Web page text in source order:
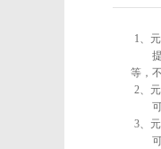
1、
等，
2、
3、